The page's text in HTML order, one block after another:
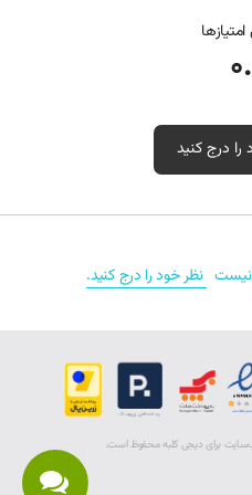
و سطوح تماس را تمیز کرده و
نیست نظر خود را درج کنید.
برای دیجی کلبه محفوظ است.